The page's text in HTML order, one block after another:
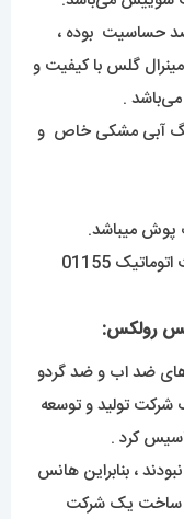
حساسیت بوده ،
گلس با کیفیت و
.
آبی مشکی خاص و
پوش میباشد.
رولکس:
ضد اب و ضد گردو
تولید و توسعه
کرد .
، بنابراین هانس
ساخت یک شرکت